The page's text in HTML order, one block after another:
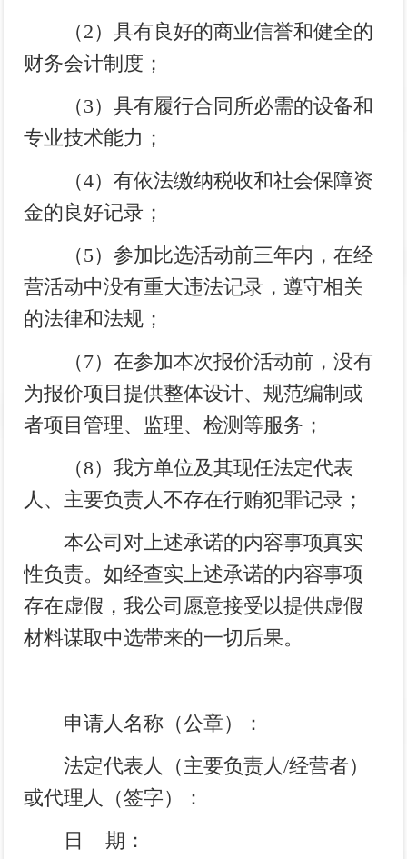
（2）具有良好的商业信誉和健全的
财务会计制度；
（3）具有履行合同所必需的设备和
专业技术能力；
（4）有依法缴纳税收和社会保障资
金的良好记录；
（5）参加比选活动前三年内，在经
营活动中没有重大违法记录，遵守相关
的法律和法规；
（7）在参加本次报价活动前，没有
为报价项目提供整体设计、规范编制或
者项目管理、监理、检测等服务；
（8）我方单位及其现任法定代表
人、主要负责人不存在行贿犯罪记录；
本公司对上述承诺的内容事项真实
性负责。如经查实上述承诺的内容事项
存在虚假，我公司愿意接受以提供虚假
材料谋取中选带来的一切后果。
申请人名称（公章）：
法定代表人（主要负责人/经营者）
或代理人（签字）：
日
期：